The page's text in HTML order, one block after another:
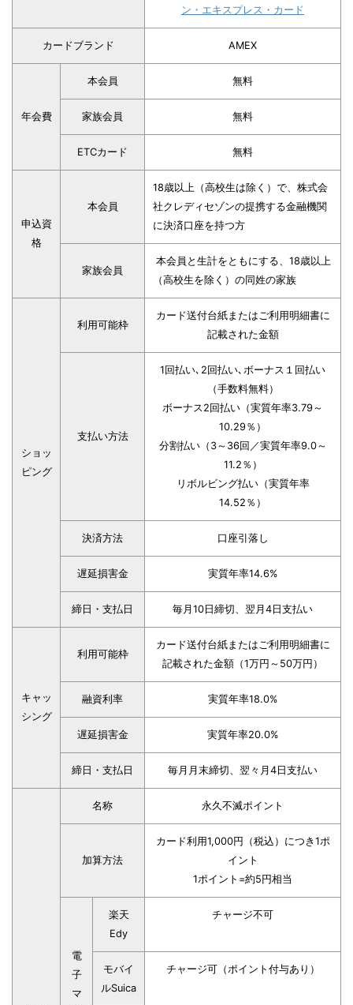
ン・エキスプレス・カード
カードブランド AMEX
年会費
本会員 無料
家族会員 無料
ETCカード 無料
申込資
格
本会員
18歳以上（高校生は除く）で、株式会
社クレディセゾンの提携する金融機関
に決済口座を持つ方
家族会員
本会員と生計をともにする、18歳以上
（高校生を除く）の同姓の家族
ショッ
ピング
利用可能枠
カード送付台紙またはご利用明細書に
記載された金額
支払い方法
1回払い､2回払い､ボーナス１回払い
（手数料無料）
ボーナス2回払い（実質年率3.79～
10.29％）
分割払い（3～36回／実質年率9.0～
11.2％）
リボルビング払い（実質年率
14.52％）
決済方法 口座引落し
遅延損害金 実質年率14.6%
締日・支払日 毎月10日締切、翌月4日支払い
キャッ
シング
利用可能枠
カード送付台紙またはご利用明細書に
記載された金額（1万円～50万円）
融資利率 実質年率18.0%
遅延損害金 実質年率20.0%
締日・支払日 毎月月末締切、翌々月4日支払い
名称 永久不滅ポイント
加算方法
カード利用1,000円（税込）につき1ポ
イント
1ポイント=約5円相当
電
子
マ
楽天
Edy
チャージ不可
モバイ
ルSuica
チャージ可（ポイント付与あり）